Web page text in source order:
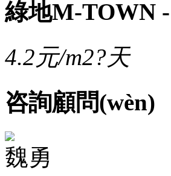
綠地M-TOWN -
4.2元/m2?天
咨詢顧問(wèn)
魏勇